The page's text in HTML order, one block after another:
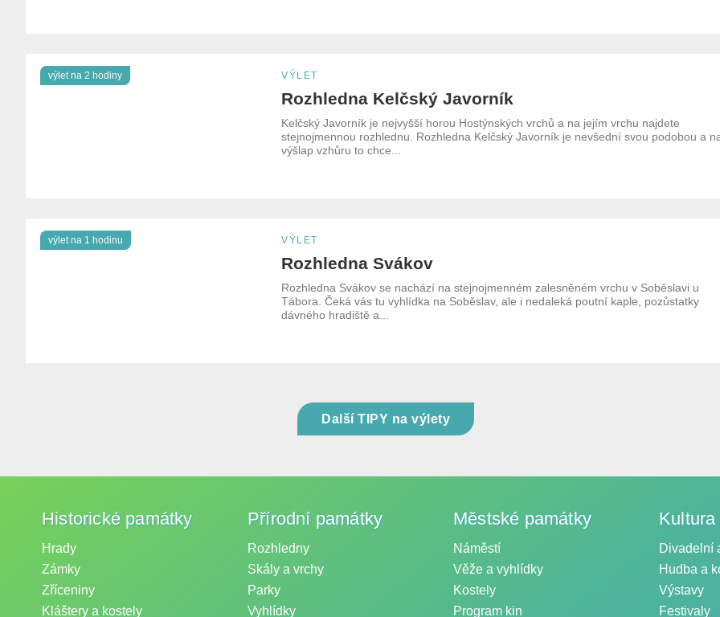
VÝLET
Rozhledna Kelčský Javorník
Kelčský Javorník je nejvyšší horou Hostýnských vrchů a na jejím vrchu najdete
stejnojmennou rozhlednu. Rozhledna Kelčský Javorník je nevšední svou podobou a
výšlap vzhůru to chce...
výlet na 2 hodiny
VÝLET
Rozhledna Svákov
Rozhledna Svákov se nachází na stejnojmenném zalesněném vrchu v Soběslavi u
Tábora. Čeká vás tu vyhlídka na Soběslav, ale i nedaleká poutní kaple, pozůstatky
dávného hradiště a...
výlet na 1 hodinu
Další TIPY na výlety
Historické památky
Hrady
Zámky
Zříceniny
Kláštery a kostely
Přírodní památky
Rozhledny
Skály a vrchy
Parky
Vyhlídky
Městské památky
Náměstí
Věže a vyhlídky
Kostely
Program kin
Kultura
Divadelní
Hudba a
Výstavy
Festivaly